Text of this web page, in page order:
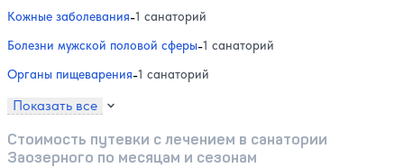
Кожные заболевания-1 санаторий
Болезни мужской половой сферы-1 санаторий
Органы пищеварения-1 санаторий
Показать все
Стоимость путевки с лечением в санатории
Заозерного по месяцам и сезонам